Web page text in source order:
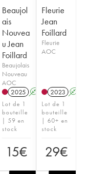
Beaujol
ais
Nouvea
u Jean
Foillard
Beaujolais
Nouveau
AOC
2025 A K
Lot de 1
bouteille
| 59 en
stock
15€
Fleurie
Jean
Foillard
Fleurie
AOC
2023 A
Lot de 1
bouteille
| 60+ en
stock
29€